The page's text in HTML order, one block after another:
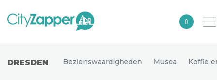
0
DRESDEN Bezienswaardigheden Musea Koffie